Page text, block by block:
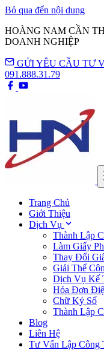
Bỏ qua đến nội dung
HOÀNG NAM CẦN
DOANH NGHIỆP
GỬI YÊU CẦU TƯ
091.888.31.79
Trang Chủ
Giới Thiệu
Dịch Vụ
Thành Lập
Làm Giấy
Thay Đổi
Giải Thể
Dịch Vụ Kế
Hóa Đơn
Chữ Ký Số
Thành Lập
Blog
Liên Hệ
Tư Vấn Lập Công